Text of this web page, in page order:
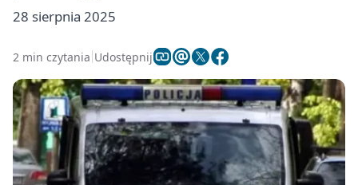
28 sierpnia 2025
2 min czytania Udostępnij